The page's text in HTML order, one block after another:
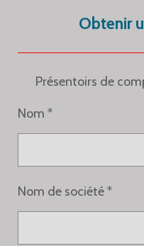
Obtenir
Présentoirs de
Nom *
Nom de société *